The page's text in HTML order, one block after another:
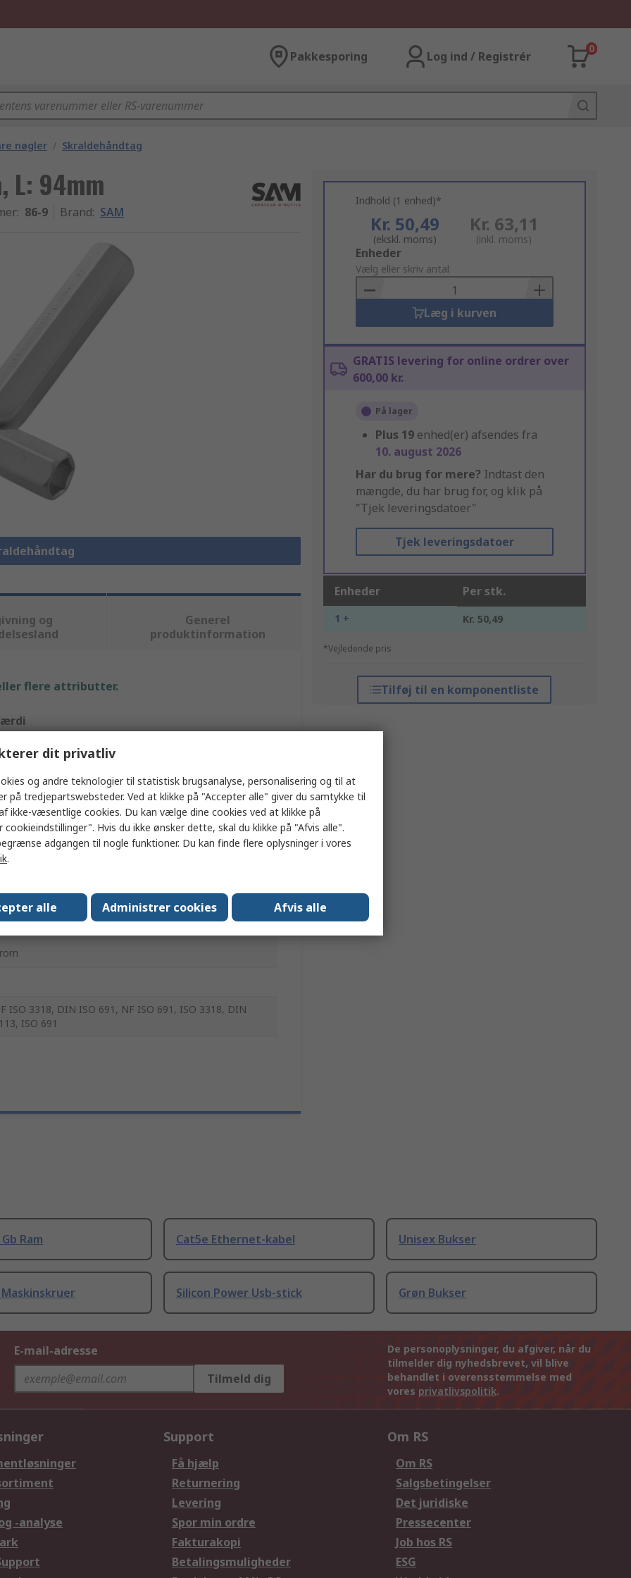
Pakkesporing Log ind / Registrér
0
nøgler / Skraldehåndtag
L: 94mm
: 86-9 Brand: SAM
Indhold (1 enhed)*
Kr. 50,49
(ekskl. moms)
Kr. 63,11
(inkl. moms)
Add
to
Basket
Enheder
Vælg eller skriv antal
Læg i kurven
GRATIS levering for online ordrer over
600,00 kr.
På lager
Plus 19 enhed(er) afsendes fra
10. august 2026
Har du brug for mere? Indtast den
mængde, du har brug for, og klik på
"Tjek leveringsdatoer"
Tjek leveringsdatoer
Enheder Per stk.
1 + Kr. 50,49
*Vejledende pris
Tilføj til en komponentliste
og
Generel
produktinformation
flere attributter.
ISO 3318, DIN ISO 691, NF ISO 691, ISO 3318, DIN
ISO 691
Ram Cat5e Ethernet-kabel Unisex Bukser
Silicon Power Usb-stick Grøn Bukser
E-mail-adresse
Tilmeld dig
De personoplysninger, du afgiver, når du
tilmelder dig nyhedsbrevet, vil blive
behandlet i overensstemmelse med
vores privatlivspolitik.
-analyse
Support
Få hjælp
Returnering
Levering
Spor min ordre
Fakturakopi
Betalingsmuligheder
Om RS
Om RS
Salgsbetingelser
Det juridiske
Pressecenter
Job hos RS
ESG
dit privatliv
og andre teknologier til statistisk brugsanalyse, personalisering og til at
på tredjepartswebsteder. Ved at klikke på "Accepter alle" giver du samtykke til
ikke-væsentlige cookies. Du kan vælge dine cookies ved at klikke på
cookieindstillinger". Hvis du ikke ønsker dette, skal du klikke på "Afvis alle".
adgangen til nogle funktioner. Du kan finde flere oplysninger i vores
.
alle Administrer cookies Afvis alle